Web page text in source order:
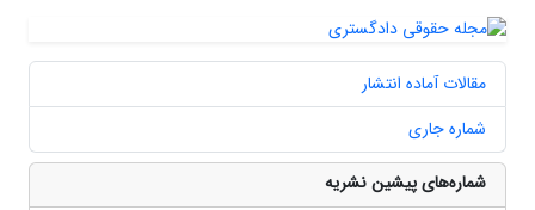
مقالات آماده انتشار
شماره جاری
شماره‌های پیشین نشریه